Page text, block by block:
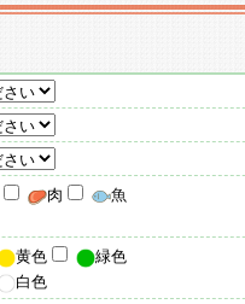
肉
魚
黄色
緑色
白色